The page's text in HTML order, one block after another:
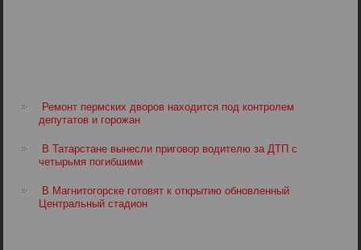
Ремонт пермских дворов находится под контролем
депутатов и горожан
В Татарстане вынесли приговор водителю за ДТП с
четырьмя погибшими
В Магнитогорске готовят к открытию обновленный
Центральный стадион